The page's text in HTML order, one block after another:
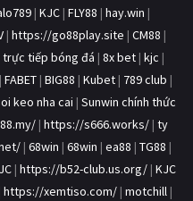
| KJC | FLY88 | hay.win |
| https://go88play.site | CM88 |
tiếp bóng đá | 8x bet | kjc |
| FABET | BIG88 | Kubet | 789 club |
keo nha cai | Sunwin chính thức
| https://s666.works/ | ty
| 68win | 68win | ea88 | TG88 |
| https://b52-club.us.org/ | KJC
https://xemtiso.com/ | motchill |